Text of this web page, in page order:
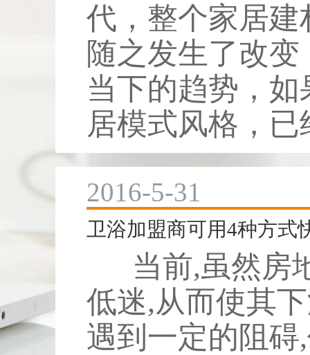
代，整个家居
随之发生了改
当下的趋势，
居模式风格，已
2016-5-31
卫浴加盟商可用4种方式
当前,虽然房
低迷,从而使其
遇到一定的阻